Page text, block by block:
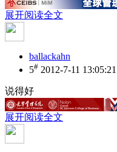
展开阅读全文
ballackahn
5# 2012-7-11 13:05:21
说得好
展开阅读全文